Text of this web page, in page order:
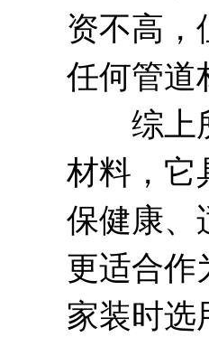
资不高，
任何管道
综上
材料，它
保健康、
更适合作
家装时选